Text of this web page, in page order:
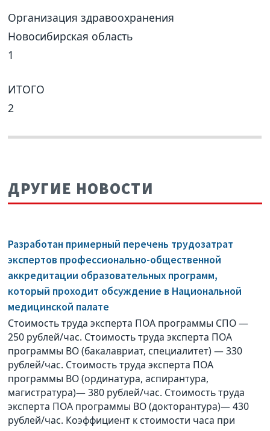
Организация здравоохранения
Новосибирская область
1
ИТОГО
2
ДРУГИЕ НОВОСТИ
Разработан примерный перечень трудозатрат
экспертов профессионально-общественной
аккредитации образовательных программ,
который проходит обсуждение в Национальной
медицинской палате
Стоимость труда эксперта ПОА программы СПО —
250 рублей/час. Стоимость труда эксперта ПОА
программы ВО (бакалавриат, специалитет) — 330
рублей/час. Стоимость труда эксперта ПОА
программы ВО (ординатура, аспирантура,
магистратура)— 380 рублей/час. Стоимость труда
эксперта ПОА программы ВО (докторантура)— 430
рублей/час. Коэффициент к стоимости часа при